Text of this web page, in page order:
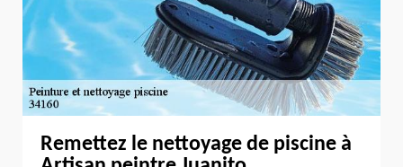
Remettez le nettoyage de piscine à